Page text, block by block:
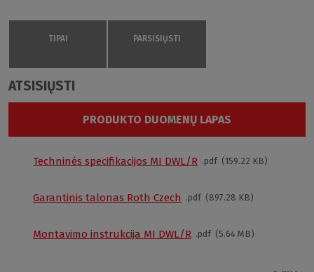
TIPAI
Durys dešinėje
PARSISIŲSTI
ATSISIŲSTI
PRODUKTO DUOMENŲ LAPAS
Techninės specifikacijos MI DWL/R pdf 159.22 KB
Garantinis talonas Roth Czech pdf 897.28 KB
Montavimo instrukcija MI DWL/R pdf 5.64 MB
stumdomomis durimis MI DWL / MI DWRgarantuotai
profilio spalvų variantų:Brillant(blizgaus) ir Black
puikiai dera su rankena bei skaidriomis sandarinimo